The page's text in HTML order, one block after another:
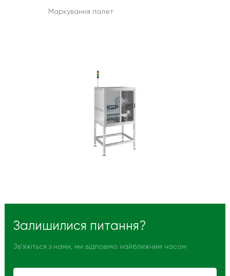
Маркування палет
Залишилися питання?
Зв'яжіться з нами, ми відповімо найближчим часом